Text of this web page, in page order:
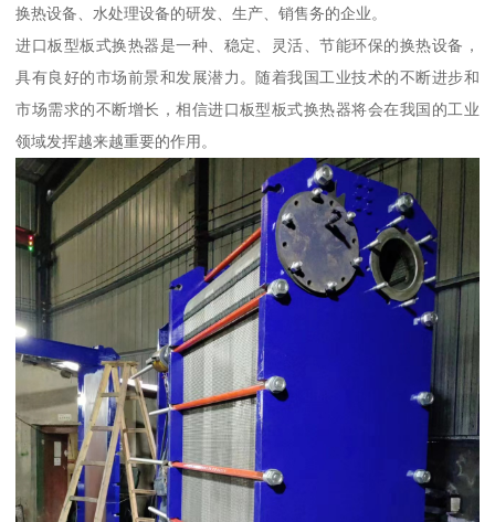
换热设备、水处理设备的研发、生产、销售务的企业。
进口板型板式换热器是一种、稳定、灵活、节能环保的换热设备，
具有良好的市场前景和发展潜力。随着我国工业技术的不断进步和
市场需求的不断增长，相信进口板型板式换热器将会在我国的工业
领域发挥越来越重要的作用。